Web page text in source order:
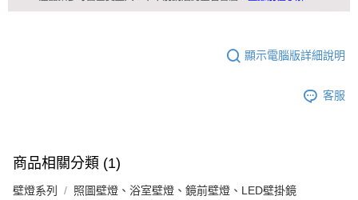
顯示電腦版詳細說明
客服
商品相關分類 (1)
壁燈系列 照圖壁燈、浴室壁燈、鏡前壁燈、LED壁掛鏡